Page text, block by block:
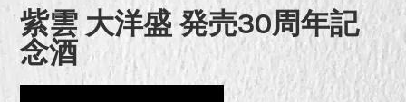
紫雲 大洋盛 発売30周年記
念酒